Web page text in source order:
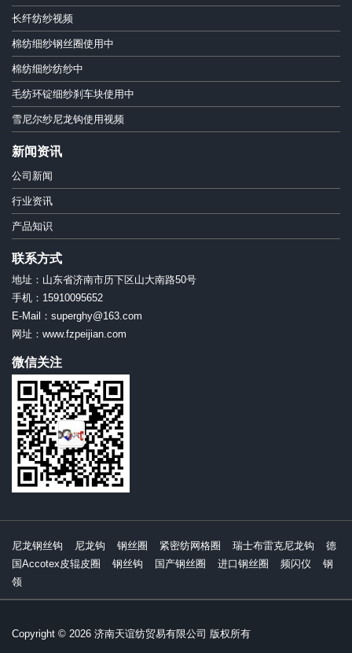
长纤纺纱视频
棉纺细纱钢丝圈使用中
棉纺细纱纺纱中
毛纺环锭细纱刹车块使用中
雪尼尔纱尼龙钩使用视频
新闻资讯
公司新闻
行业资讯
产品知识
联系方式
地址：山东省济南市历下区山大南路50号
手机：15910095652
E-Mail：superghy@163.com
网址：www.fzpeijian.com
微信关注
尼龙钢丝钩 尼龙钩 钢丝圈 紧密纺网格圈 瑞士布雷克尼龙钩
德
国Accotex皮辊皮圈
钢丝钩 国产钢丝圈 进口钢丝圈 频闪仪
钢
领
Copyright © 2026 济南天谊纺贸易有限公司 版权所有